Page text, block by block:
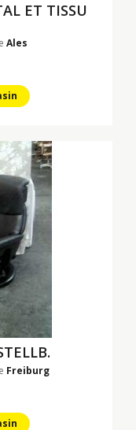
ET TISSU
Ales
Freiburg